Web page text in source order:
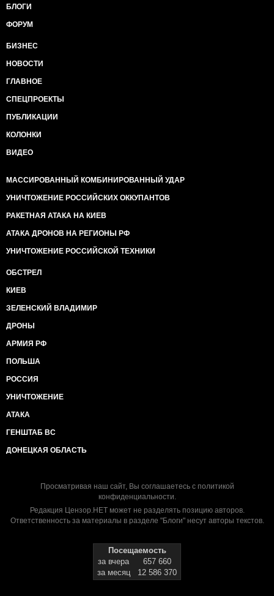
БЛОГИ
ФОРУМ
БИЗНЕС
НОВОСТИ
ГЛАВНОЕ
СПЕЦПРОЕКТЫ
ПУБЛИКАЦИИ
КОЛОНКИ
ВИДЕО
МАССИРОВАННЫЙ КОМБИНИРОВАННЫЙ УДАР
УНИЧТОЖЕНИЕ РОССИЙСКИХ ОККУПАНТОВ
РАКЕТНАЯ АТАКА НА КИЕВ
АТАКА ДРОНОВ НА РЕГИОНЫ РФ
УНИЧТОЖЕНИЕ РОССИЙСКОЙ ТЕХНИКИ
ОБСТРЕЛ
КИЕВ
ЗЕЛЕНСКИЙ ВЛАДИМИР
ДРОНЫ
АРМИЯ РФ
ПОЛЬША
РОССИЯ
УНИЧТОЖЕНИЕ
АТАКА
ГЕНШТАБ ВС
ДОНЕЦКАЯ ОБЛАСТЬ
Просматривая наш сайт, Вы соглашаетесь с политикой
конфиденциальности.
Редакция Цензор.НЕТ может не разделять позицию авторов.
Ответственность за материалы в разделе "Блоги" несут авторы текстов.
Посещаемость
за вчера
657 660
за месяц
12 586 370